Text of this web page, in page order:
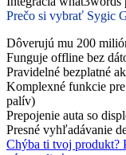
Prečo si vybrať Sygic
Dôverujú mu 200
Funguje offline bez
Pravidelné bezplatné
Komplexné funkcie
palív)
Prepojenie auta so
Presné vyhľadávanie
Chýba ti tvoj produkt?